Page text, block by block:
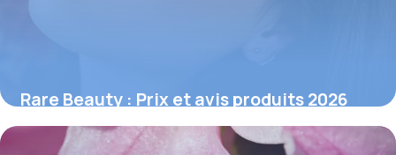
Rare Beauty : Prix et avis produits 2026
1 juillet 2026